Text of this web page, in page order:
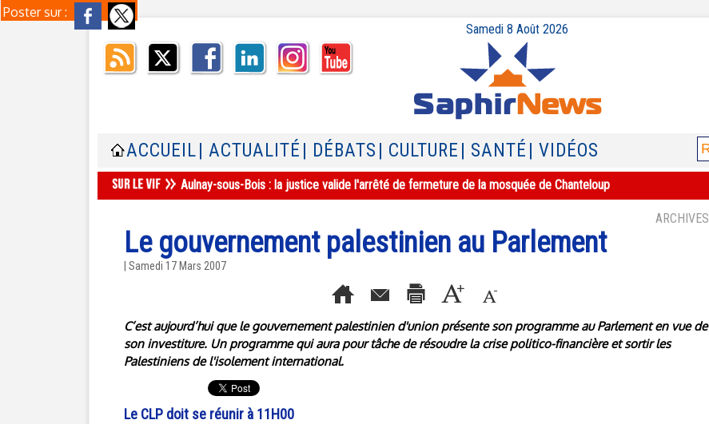
Poster sur :
Samedi 8 Août 2026
ACCUEIL | ACTUALITÉ | DÉBATS | CULTURE | SANTÉ | VIDÉOS
Aulnay-sous-Bois : la justice valide l'arrêté de fermeture de la mosquée de Chanteloup
ARCHIVES
Le gouvernement palestinien au Parlement
| Samedi 17 Mars 2007
C’est aujourd’hui que le gouvernement palestinien d'union présente son programme au Parlement en vue de
son investiture. Un programme qui aura pour tâche de résoudre la crise politico-financière et sortir les
Palestiniens de l'isolement international.
Le CLP doit se réunir à 11H00